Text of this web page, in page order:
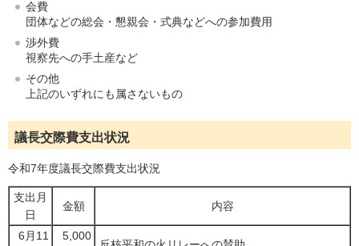
会費
団体などの総会・懇親会・式典などへの参加費用
渉外費
視察先への手土産など
その他
上記のいずれにも属さないもの
議長交際費支出状況
令和7年度議長交際費支出状況
支出月
日
金額 内容
6月11
5,000